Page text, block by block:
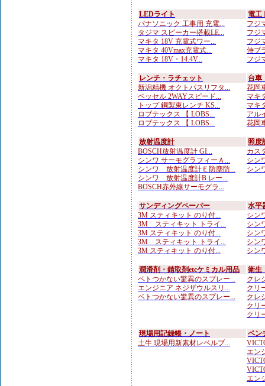
LEDライト
パナソニック 工事用 充電...
タジマ スピーカー搭載LE...
マキタ 18V 充電式ワー...
マキタ 40Vmax充電式...
マキタ 18V・14.4V...
電工
フジ
フジ
フジ
侍ブ
フジ
レンチ・ラチェット
新潟精機 オクトパスリフタ...
ベッセル 2WAYスピード...
トップ 鋼製束レンチ KS...
ロブテックス 【 LOBS...
ロブテックス 【 LOBS...
台車
花岡
マキ
マキ
アル
花岡
放射温度計
BOSCH放射温度計 GI...
シンワ サーモグラフィーＡ...
シンワ 放射温度計Ｅ防塵防...
シンワ 放射温度計B レー...
BOSCH赤外線サーモグラ...
照度
カス
シン
シン
サンディングペーパー
3M スティキット のり付...
3M スティキット トライ...
3M スティキット のり付...
3M スティキット トライ...
3M スティキット のり付...
水平
シン
シン
シン
シン
シン
潤滑剤・錆取剤etcケミカル用品
ベトつかない驚異のスプレー...
エンジニア ネジザウルスリ...
ベトつかない驚異のスプレー...
衛生
クレ
クリ
クレ
クリ
クリ
現場用記録帳・ノート
土牛 現場用新素材レベルブ...
ペン
エン
エン